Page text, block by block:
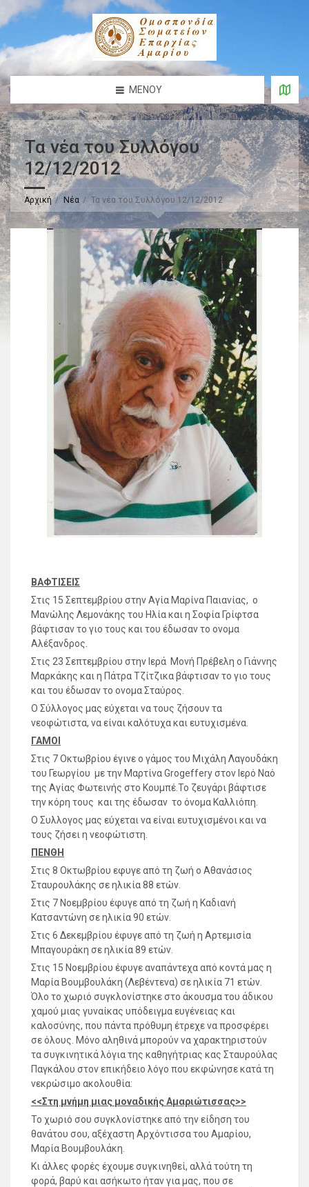
ΜΕΝΟΎ
Τα νέα του Συλλόγου
12/12/2012
Αρχική Νέα Τα νέα του Συλλόγου 12/12/2012
ΒΑΦΤΙΣΕΙΣ
Στις 15 Σεπτεμβρίου στην Αγία Μαρίνα Παιανίας, ο
Μανώλης Λεμονάκης του Ηλία και η Σοφία Γρίφτσα
βάφτισαν το γιο τους και του έδωσαν το ονομα
Αλέξανδρος.
Στις 23 Σεπτεμβρίου στην Ιερά Μονή Πρέβελη ο Γιάννης
Μαρκάκης και η Πάτρα Τζίτζικα βάφτισαν το γιο τους
και του έδωσαν το ονομα Σταύρος.
Ο Σύλλογος μας εύχεται να τους ζήσουν τα
νεοφώτιστα, να είναι καλότυχα και ευτυχισμένα.
ΓΑΜΟΙ
Στις 7 Οκτωβρίου έγινε ο γάμος του Μιχάλη Λαγουδάκη
του Γεωργίου με την Μαρτίνα Grogeffery στον Ιερό Ναό
της Αγίας Φωτεινής στο Κουμπέ.Το ζευγάρι βάφτισε
την κόρη τους και της έδωσαν το όνομα Καλλιόπη.
Ο Συλλογος μας εύχεται να είναι ευτυχισμένοι και να
τους ζήσει η νεοφώτιστη.
ΠΕΝΘΗ
Στις 8 Οκτωβρίου εφυγε από τη ζωή ο Αθανάσιος
Σταυρουλάκης σε ηλικία 88 ετών.
Στις 7 Νοεμβρίου έφυγε από τη ζωή η Καδιανή
Κατσαντώνη σε ηλικία 90 ετών.
Στις 6 Δεκεμβρίου έφυγε από τη ζωή η Αρτεμισία
Μπαγουράκη σε ηλικία 89 ετών.
Στις 15 Νοεμβρίου έφυγε αναπάντεχα από κοντά μας η
Μαρία Βουμβουλάκη (Λεβέντενα) σε ηλικία 71 ετών.
Όλο το χωριό συγκλονίστηκε στο άκουσμα του άδικου
χαμού μιας γυναίκας υπόδειγμα ευγένειας και
καλοσύνης, που πάντα πρόθυμη έτρεχε να προσφέρει
σε όλους. Μόνο αληθινά μπορούν να χαρακτηριστούν
τα συγκινητικά λόγια της καθηγήτριας κας Σταυρούλας
Παγκάλου στον επικήδειο λόγο που εκφώνησε κατά τη
νεκρώσιμο ακολουθία:
<<Στη μνήμη μιας μοναδικής Αμαριώτισσας>>
Το χωριό σου συγκλονίστηκε από την είδηση του
θανάτου σου, αξέχαστη Αρχόντισσα του Αμαρίου,
Μαρία Βουμβουλάκη.
Κι άλλες φορές έχουμε συγκινηθεί, αλλά τούτη τη
φορά, βαρύ και ασήκωτο ήταν για μας, που σε